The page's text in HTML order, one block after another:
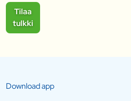
Tilaa
tulkki
Download app